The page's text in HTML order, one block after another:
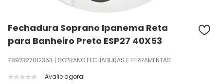
Fechadura Soprano Ipanema Reta
para Banheiro Preto ESP27 40X53
7892327012353
SOPRANO FECHADURAS E FERRAMENTAS
Avalie agora!